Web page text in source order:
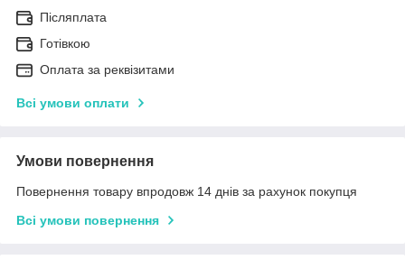
Післяплата
Готівкою
Оплата за реквізитами
Всі умови оплати
Умови повернення
Повернення товару впродовж 14 днів за рахунок покупця
Всі умови повернення